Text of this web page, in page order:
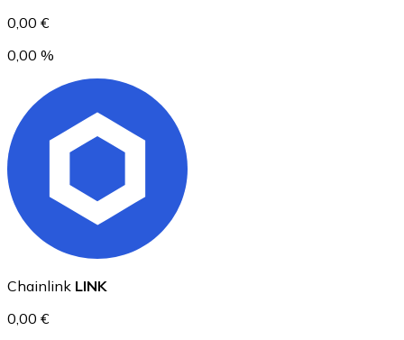
ETH
USD Coin
USDC
0,00 €
0,00 %
Chainlink LINK
0,00 €